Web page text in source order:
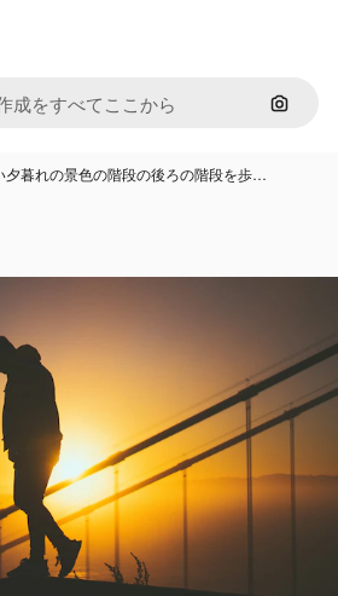
画像で
夕暮れの景色の階段の後ろの階段を歩…